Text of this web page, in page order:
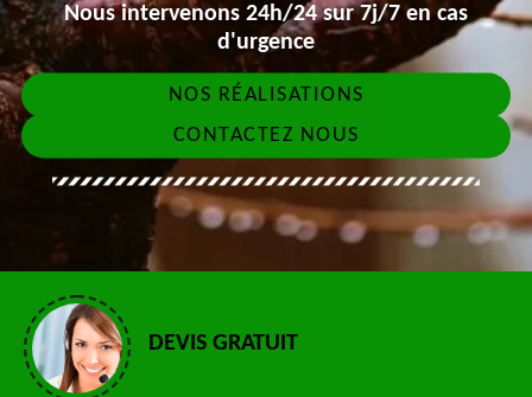
Nous intervenons 24h/24 sur 7j/7 en cas
d'urgence
NOS RÉALISATIONS
CONTACTEZ NOUS
DEVIS GRATUIT